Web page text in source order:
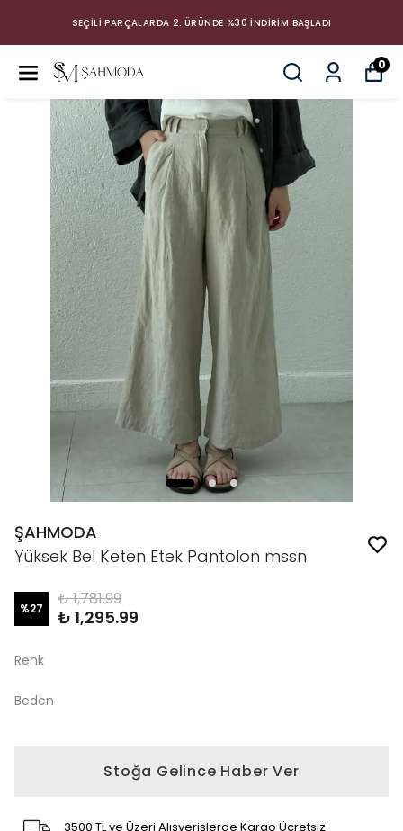
SEÇİLİ PARÇALARDA 2. ÜRÜNDE %30 İNDİRİM BAŞLADI
0
ŞAHMODA
Yüksek Bel Keten Etek Pantolon mssn
%27 ₺ 1,781.99
₺ 1,295.99
Renk
Beden
Stoğa Gelince Haber Ver
3500 TL ve Üzeri Alışverişlerde Kargo Ücretsiz